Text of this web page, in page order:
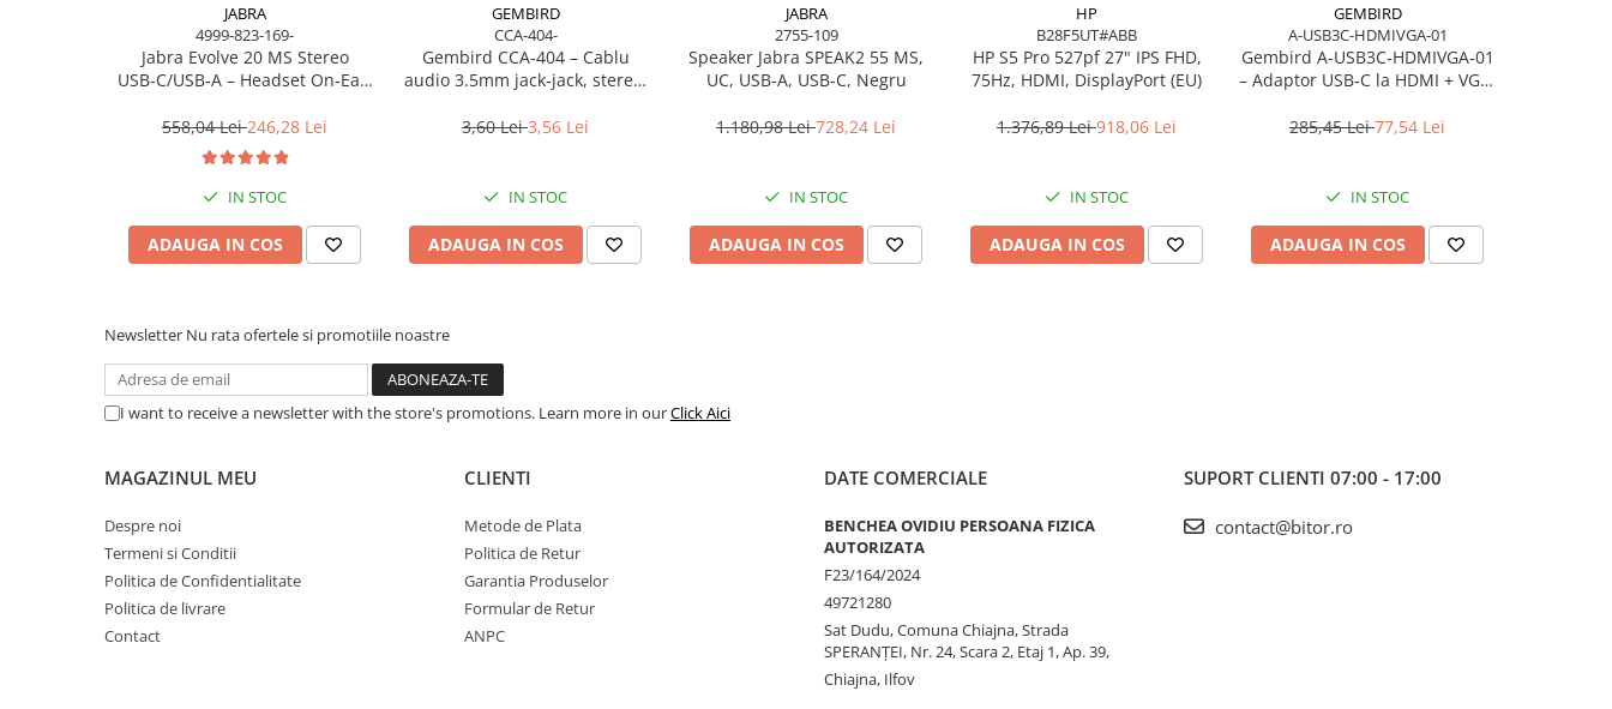
Boxe PC & Soundbar
Boxe Wireless & Portabile
Căști Gaming & Consumer
Ecrane Digital Signage
Ecrane Touchscreen Digital Signage
Proiectoare
Proiectoare Consumer
Plăci de Bază Amd
Plăci de Bază Intel
Plăci video
JABRA
4999-823-169-
Jabra Evolve 20 MS Stereo
USB‑C/USB‑A – Headset On‑Ear,
558,04 Lei246,28 Lei
IN STOC
ADAUGA IN COS
GEMBIRD
CCA-404-
Gembird CCA‑404 – Cablu
audio 3.5mm jack‑jack, stereo,
3,60 Lei3,56 Lei
IN STOC
ADAUGA IN COS
JABRA
2755-109
Speaker Jabra SPEAK2 55 MS,
UC, USB-A, USB-C, Negru
1.180,98 Lei728,24 Lei
IN STOC
ADAUGA IN COS
HP
B28F5UT#ABB
HP S5 Pro 527pf 27" IPS FHD,
75Hz, HDMI, DisplayPort (EU)
1.376,89 Lei918,06 Lei
IN STOC
ADAUGA IN COS
GEMBIRD
A-USB3C-HDMIVGA-01
Gembird A‑USB3C‑HDMIVGA‑01
– Adaptor USB‑C la HDMI + VGA,
285,45 Lei77,54 Lei
IN STOC
ADAUGA IN COS
Newsletter Nu rata ofertele si promotiile noastre
I want to receive a newsletter with the store's promotions. Learn more in ourClick Aici
MAGAZINUL MEU
Despre noi
Termeni si Conditii
Politica de Confidentialitate
Politica de livrare
Contact
CLIENTI
Metode de Plata
Politica de Retur
Garantia Produselor
Formular de Retur
ANPC
DATE COMERCIALE
BENCHEA OVIDIU PERSOANA FIZICA
AUTORIZATA
F23/164/2024
49721280
Sat Dudu, Comuna Chiajna, Strada
SPERANŢEI, Nr. 24, Scara 2, Etaj 1, Ap. 39,
Chiajna, Ilfov
SUPORT CLIENTI 07:00 - 17:00
contact@bitor.ro